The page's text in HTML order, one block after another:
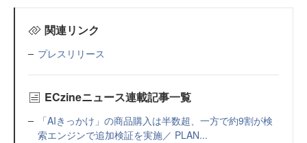
関連リンク
プレスリリース
ECzineニュース連載記事一覧
「AIきっかけ」の商品購入は半数超、一方で約9割が検
索エンジンで追加検証を実施／ PLAN...